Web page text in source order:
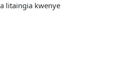
litaingia kwenye